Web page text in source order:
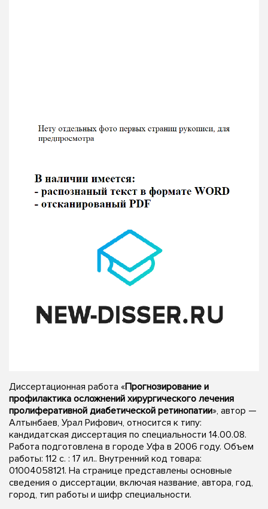
Диссертационная работа «Прогнозирование и
профилактика осложнений хирургического лечения
пролиферативной диабетической ретинопатии», автор —
Алтынбаев, Урал Рифович, относится к типу:
кандидатская диссертация по специальности 14.00.08.
Работа подготовлена в городе Уфа в 2006 году. Объем
работы: 112 с. : 17 ил.. Внутренний код товара:
01004058121. На странице представлены основные
сведения о диссертации, включая название, автора, год,
город, тип работы и шифр специальности.